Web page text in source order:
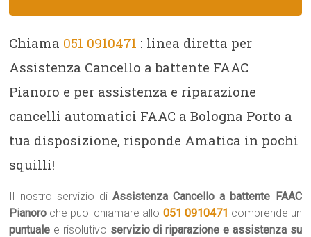
Chiama 051 0910471 : linea diretta per
Assistenza Cancello a battente FAAC
Pianoro e per assistenza e riparazione
cancelli automatici FAAC a Bologna Porto a
tua disposizione, risponde Amatica in pochi
squilli!
Il nostro servizio di Assistenza Cancello a battente FAAC
Pianoro che puoi chiamare allo 051 0910471 comprende un
puntuale e risolutivo servizio di riparazione e assistenza su